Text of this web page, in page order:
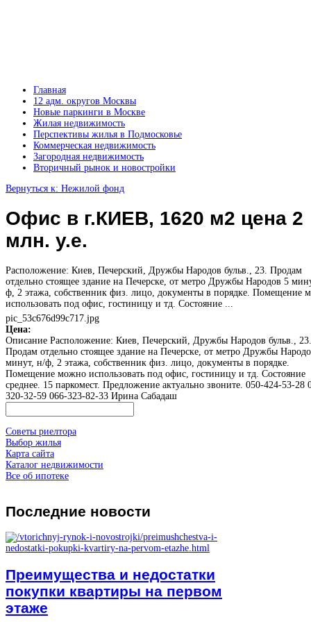
Главная
12 адм. округов Москвы
Новые паркинги в Москве
Жилая недвижимость
Перспективы жилья в Подмосковье
Коммерческая недвижимость
Загородная недвижимость
Вторичный рынок и новостройки
Вернуться к: Нежилой фонд
Офис в г.КИЕВ, 1620 м2 цена 2
млн. у.е.
Расположение: Киев, Печерский, Дружбы Народов бульв., 23. Продам
отдельно стоящее здание на Печерске, от метро Дружбы Народов 5
ф, 2 этажа, собственник физ. лицо, документы в порядке. Помещение
использовать под офис, гостиницу и тд. Состояние ...
pic_53c676d99c717.jpg
Цена:
Описание Расположение: Киев, Печерский, Дружбы Народов бульв., 23.
Продам отдельно стоящее здание на Печерске, от метро Дружбы
минут, н/ф, 2 этажа, собственник физ. лицо, документы в порядке.
Помещение можно использовать под офис, гостиницу и тд. Состояние
среднее. 15 паркомест. Предложение актуально звоните. 050-424-53-28
320-32-59 066-323-82-33 Ирина Сабадаш
Советы риелтора
Выбор жилья
Карта сайта
Каталог недвижимости
Все об ипотеке
Последние новости
Преимущества и недостатки
покупки квартиры на первом
этаже